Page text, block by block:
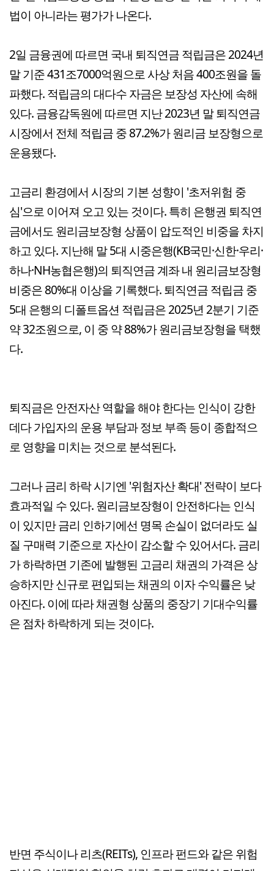
법이 아니라는 평가가 나온다.
2일 금융권에 따르면 국내 퇴직연금 적립금은 2024년
말 기준 431조7000억원으로 사상 처음 400조원을 돌
파했다. 적립금의 대다수 자금은 보장성 자산에 속해
있다. 금융감독원에 따르면 지난 2023년 말 퇴직연금
시장에서 전체 적립금 중 87.2%가 원리금 보장형으로
운용됐다.
고금리 환경에서 시장의 기본 성향이 '초저위험 중
심'으로 이어져 오고 있는 것이다. 특히 은행권 퇴직연
금에서도 원리금보장형 상품이 압도적인 비중을 차지
하고 있다. 지난해 말 5대 시중은행(KB국민·신한·우리·
하나·NH농협은행)의 퇴직연금 계좌 내 원리금보장형
비중은 80%대 이상을 기록했다. 퇴직연금 적립금 중
5대 은행의 디폴트옵션 적립금은 2025년 2분기 기준
약 32조원으로, 이 중 약 88%가 원리금보장형을 택했
다.
퇴직금은 안전자산 역할을 해야 한다는 인식이 강한
데다 가입자의 운용 부담과 정보 부족 등이 종합적으
로 영향을 미치는 것으로 분석된다.
그러나 금리 하락 시기엔 '위험자산 확대' 전략이 보다
효과적일 수 있다. 원리금보장형이 안전하다는 인식
이 있지만 금리 인하기에선 명목 손실이 없더라도 실
질 구매력 기준으로 자산이 감소할 수 있어서다. 금리
가 하락하면 기존에 발행된 고금리 채권의 가격은 상
승하지만 신규로 편입되는 채권의 이자 수익률은 낮
아진다. 이에 따라 채권형 상품의 중장기 기대수익률
은 점차 하락하게 되는 것이다.
반면 주식이나 리츠(REITs), 인프라 펀드와 같은 위험